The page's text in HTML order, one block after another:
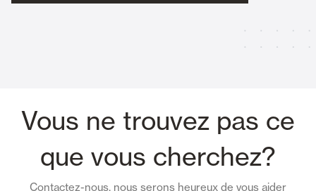
Vous ne trouvez pas ce
que vous cherchez?
Contactez-nous, nous serons heureux de vous aider